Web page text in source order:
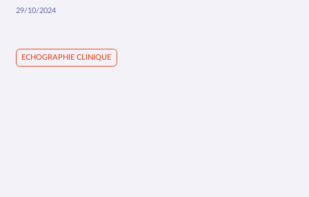
29/10/2024
ECHOGRAPHIE CLINIQUE